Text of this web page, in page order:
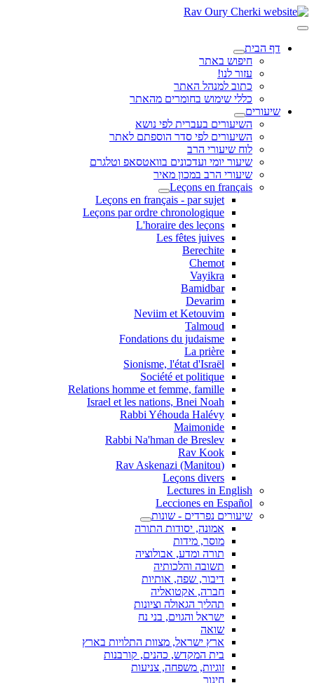
דף הבית
חיפוש באתר
עזור לנו!
כתוב למנהל האתר
כללי שימוש בחומרים מהאתר
שיעורים
השיעורים בעברית לפי נושא
השיעורים לפי סדר הוספתם לאתר
לוח שיעורי הרב
שיעור יומי ועדכונים בוואטסאפ וטלגרם
שיעורי הרב במכון מאיר
Leçons en français
Leçons en français - par sujet
Leçons par ordre chronologique
L'horaire des leçons
Les fêtes juives
Berechite
Chemot
Vayikra
Bamidbar
Devarim
Neviim et Ketouvim
Talmoud
Fondations du judaisme
La prière
Sionisme, l'état d'Israël
Société et politique
Relations homme et femme, famille
Israel et les nations, Bnei Noah
Rabbi Yéhouda Halévy
Maimonide
Rabbi Na'hman de Breslev
Rav Kook
(Rav Askenazi (Manitou
Leçons divers
Lectures in English
Lecciones en Español
שיעורים נפרדים - שונות
אמונה, יסודות התורה
מוסר, מידות
תורה ומדע, אבולוציה
תשובה והלכותיה
דיבור, שפה, אותיות
חברה, אקטואליה
תהליך הגאולה וציונות
ישראל והגוים, בני נח
שואה
ארץ ישראל, מצוות התלויות בארץ
בית המקדש, כהנים, קורבנות
זוגיות, משפחה, צניעות
חינוך